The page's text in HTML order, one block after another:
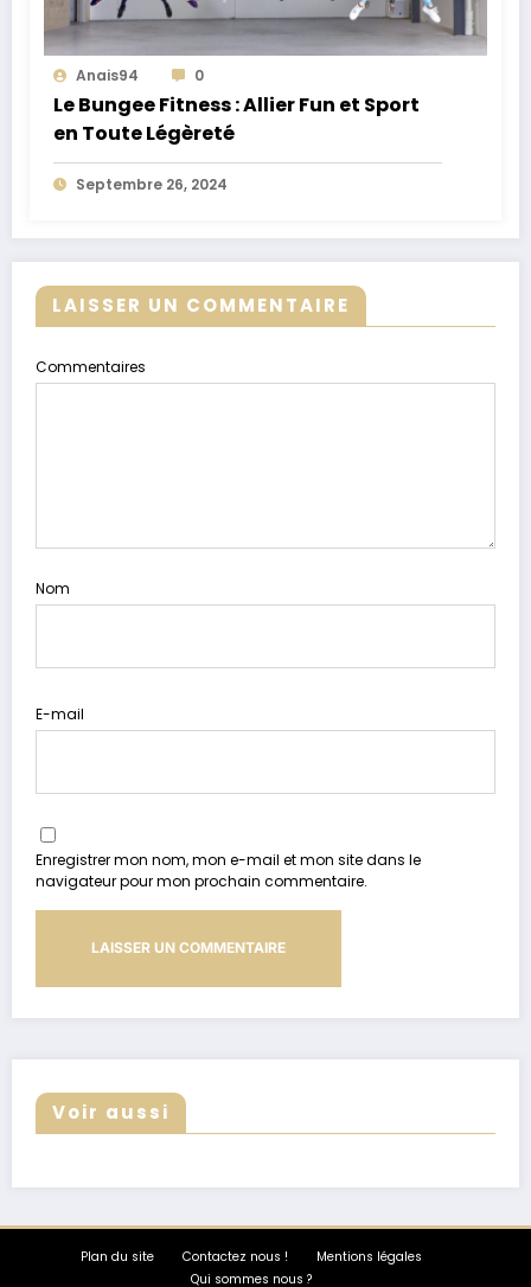
Anais94 0
Le Bungee Fitness : Allier Fun et Sport
en Toute Légèreté
Septembre 26, 2024
LAISSER UN COMMENTAIRE
Commentaires
Nom
E-mail
Enregistrer mon nom, mon e-mail et mon site dans le
navigateur pour mon prochain commentaire.
Voir aussi
Plan du site Contactez nous !
Mentions légales
Qui sommes nous ?